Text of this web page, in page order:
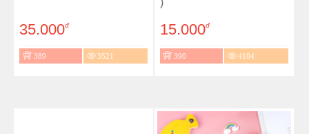
35.000đ
389 3521
)
15.000đ
390 4104